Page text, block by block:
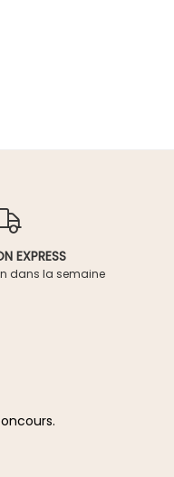
EXPRESS
dans la semaine